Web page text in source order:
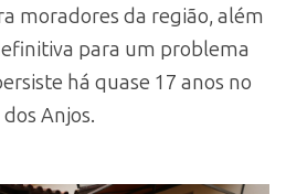
moradores da região, além
para um problema
há quase 17 anos no
Anjos.